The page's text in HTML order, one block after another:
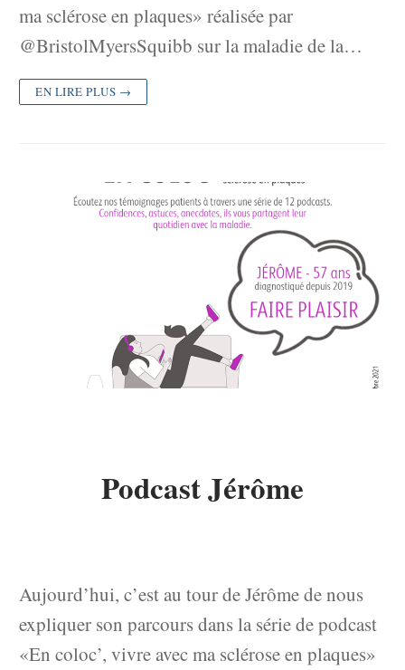
ma sclérose en plaques» réalisée par
@BristolMyersSquibb sur la maladie de la…
EN LIRE PLUS →
Podcast Jérôme
Aujourd’hui, c’est au tour de Jérôme de nous
expliquer son parcours dans la série de podcast
«En coloc’, vivre avec ma sclérose en plaques»